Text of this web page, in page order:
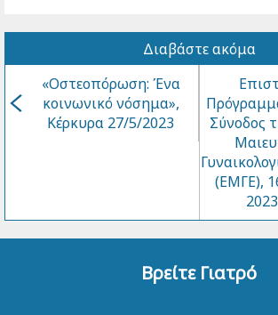
Διαβάστε ακόμα
«Οστεοπόρωση: Ένα
κοινωνικό νόσημα»,
Κέρκυρα 27/5/2023
Σύνοδος
(ΕΜΓΕ),
Βρείτε Γιατρό